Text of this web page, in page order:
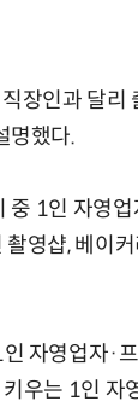
장인과 달리
명했다.
중 1인 자영
영샵, 베이
자영업자·
우는 1인 자